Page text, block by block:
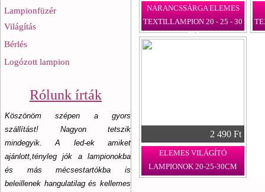
Lampionfüzér
Világítás
Bérlés
Logózott lampion
Rólunk írták
Köszönöm szépen a gyors
szállítást! Nagyon tetszik
mindegyik. A led-ek amiket
ajánlott,tényleg jók a lampionokba
és más mécsestartókba is
beleillenek hangulatilag és kellemes
NARANCSSÁRGA ELEMES
TEXTILLAMPION 20 - 25 - 30
CM
2 490 Ft
ELEMES VILÁGÍTÓ
LAMPIONOK 20-25-30CM